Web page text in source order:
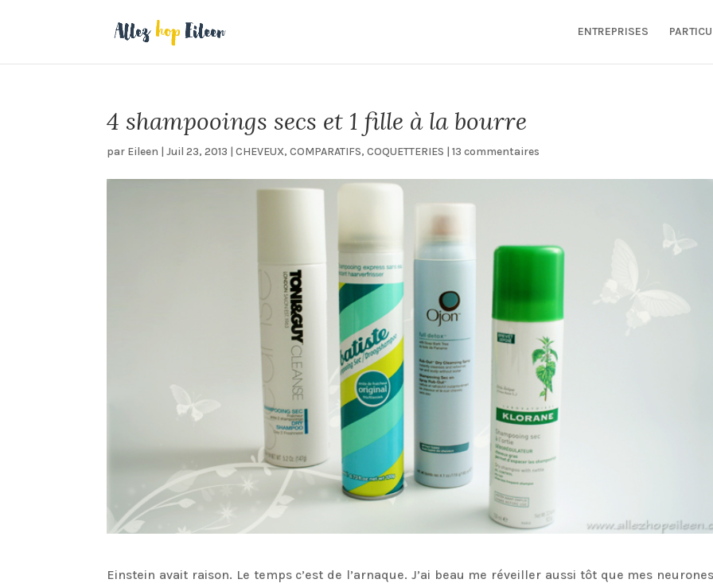
ENTREPRISES
4 shampooings secs et 1 fille à la bourre
par Eileen |Juil 23, 2013 |CHEVEUX,COMPARATIFS,COQUETTERIES |13 commentaires
Einstein avait raison. Le temps c’est de l’arnaque. J’ai beau me réveiller aussi tôt que mes